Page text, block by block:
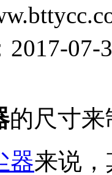
07-
的尺寸
器来说